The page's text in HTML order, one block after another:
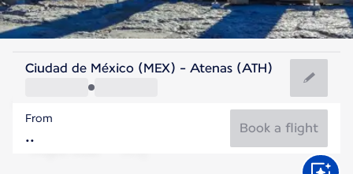
Greece
Athens
Greece
Flight time
Ciudad de México (MEX) - Atenas (ATH)
From
Book a flight